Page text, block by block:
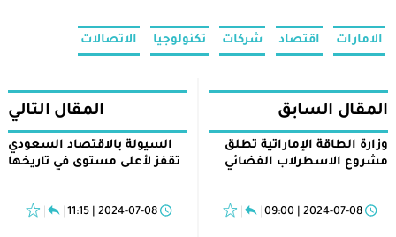
الامارات اقتصاد شركات تكنولوجيا الاتصالات
المقال السابق
وزارة الطاقة الإماراتية تطلق
مشروع الاسطرلاب الفضائي
2024-07-08 | 09:00
المقال التالي
السيولة بالاقتصاد السعودي
تقفز لأعلى مستوى في تاريخها
2024-07-08 | 11:15